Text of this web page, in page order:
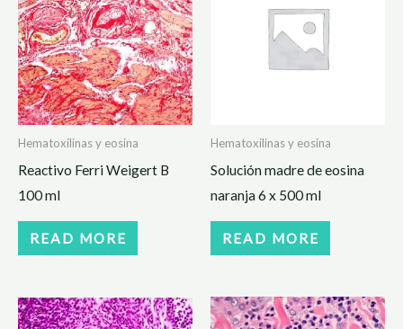
Hematoxilinas y eosina
Reactivo Ferri Weigert B
100 ml
READ MORE
Hematoxilinas y eosina
Solución madre de eosina
naranja 6 x 500 ml
READ MORE